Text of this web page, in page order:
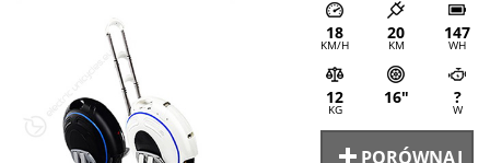
18
KM/H
20
KM
147
WH
12
KG
16" ?
W
PORÓWNAJ